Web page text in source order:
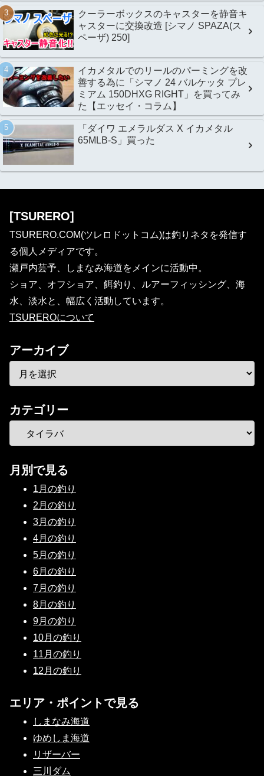
クーラーボックスのキャスターを静音キ
ャスターに交換改造 [シマノ SPAZA(ス
ペーザ) 250]
イカメタルでのリールのパーミングを改
善する為に「シマノ 24 バルケッタ プレ
ミアム 150DHXG RIGHT」を買ってみ
た【エッセイ・コラム】
「ダイワ エメラルダス X イカメタル
65MLB-S」買った
[TSURERO]
TSURERO.COM(ツレロドットコム)は釣りネタを発信す
る個人メディアです。
瀬戸内芸予、しまなみ海道をメインに活動中。
ショア、オフショア、餌釣り、ルアーフィッシング、海
水、淡水と、幅広く活動しています。
TSUREROについて
アーカイブ
カテゴリー
月別で見る
1月の釣り
2月の釣り
3月の釣り
4月の釣り
5月の釣り
6月の釣り
7月の釣り
8月の釣り
9月の釣り
10月の釣り
11月の釣り
12月の釣り
エリア・ポイントで見る
しまなみ海道
ゆめしま海道
リザーバー
三川ダム